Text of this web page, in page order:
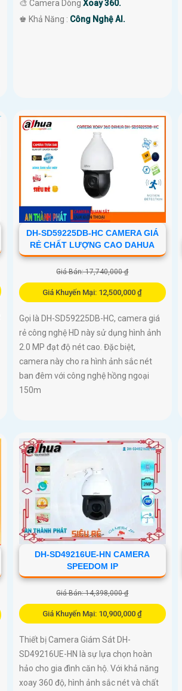
🎨 Camera Dòng Xoay 360.
️♚ Khả Năng : Công Nghệ AI.
DH-SD59225DB-HC CAMERA GIÁ
RẺ CHẤT LƯỢNG CAO DAHUA
Giá Bán: 17,740,000 ₫
Giá Khuyến Mại: 12,500,000 ₫
Gọi là DH-SD59225DB-HC, camera giá
rẻ công nghệ HD này sử dụng hình ảnh
2.0 MP đạt độ nét cao. Đặc biệt,
camera này cho ra hình ảnh sắc nét
ban đêm với công nghệ hồng ngoại
150m
DH-SD49216UE-HN CAMERA
SPEEDOM IP
Giá Bán: 14,398,000 ₫
Giá Khuyến Mại: 10,900,000 ₫
Thiết bị Camera Giám Sát DH-
SD49216UE-HN là sự lựa chọn hoàn
hảo cho gia đình căn hộ. Với khả năng
xoay 360 độ, hình ảnh sắc nét và chất